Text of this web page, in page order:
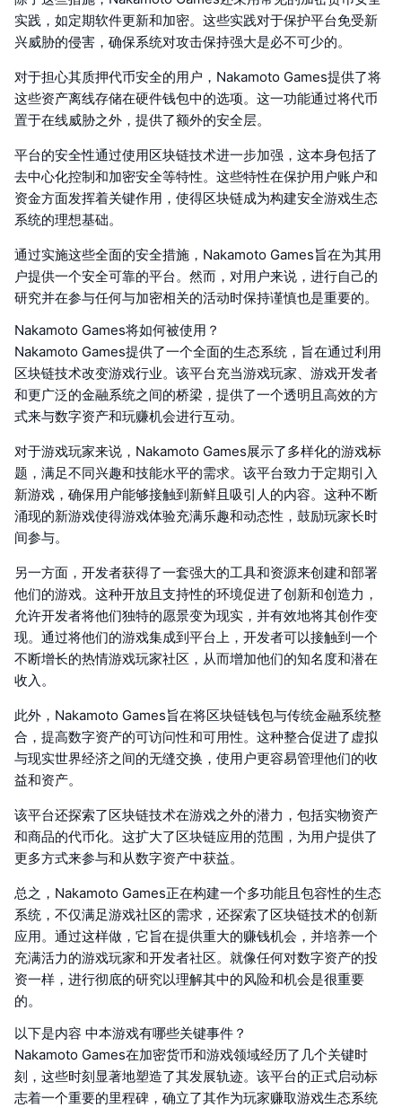
实践，如定期软件更新和加密。这些实践对于保护平台免受新
兴威胁的侵害，确保系统对攻击保持强大是必不可少的。
对于担心其质押代币安全的用户，Nakamoto Games提供了将
这些资产离线存储在硬件钱包中的选项。这一功能通过将代币
置于在线威胁之外，提供了额外的安全层。
平台的安全性通过使用区块链技术进一步加强，这本身包括了
去中心化控制和加密安全等特性。这些特性在保护用户账户和
资金方面发挥着关键作用，使得区块链成为构建安全游戏生态
系统的理想基础。
通过实施这些全面的安全措施，Nakamoto Games旨在为其用
户提供一个安全可靠的平台。然而，对用户来说，进行自己的
研究并在参与任何与加密相关的活动时保持谨慎也是重要的。
Nakamoto Games将如何被使用？
Nakamoto Games提供了一个全面的生态系统，旨在通过利用
区块链技术改变游戏行业。该平台充当游戏玩家、游戏开发者
和更广泛的金融系统之间的桥梁，提供了一个透明且高效的方
式来与数字资产和玩赚机会进行互动。
对于游戏玩家来说，Nakamoto Games展示了多样化的游戏标
题，满足不同兴趣和技能水平的需求。该平台致力于定期引入
新游戏，确保用户能够接触到新鲜且吸引人的内容。这种不断
涌现的新游戏使得游戏体验充满乐趣和动态性，鼓励玩家长时
间参与。
另一方面，开发者获得了一套强大的工具和资源来创建和部署
他们的游戏。这种开放且支持性的环境促进了创新和创造力，
允许开发者将他们独特的愿景变为现实，并有效地将其创作变
现。通过将他们的游戏集成到平台上，开发者可以接触到一个
不断增长的热情游戏玩家社区，从而增加他们的知名度和潜在
收入。
此外，Nakamoto Games旨在将区块链钱包与传统金融系统整
合，提高数字资产的可访问性和可用性。这种整合促进了虚拟
与现实世界经济之间的无缝交换，使用户更容易管理他们的收
益和资产。
该平台还探索了区块链技术在游戏之外的潜力，包括实物资产
和商品的代币化。这扩大了区块链应用的范围，为用户提供了
更多方式来参与和从数字资产中获益。
总之，Nakamoto Games正在构建一个多功能且包容性的生态
系统，不仅满足游戏社区的需求，还探索了区块链技术的创新
应用。通过这样做，它旨在提供重大的赚钱机会，并培养一个
充满活力的游戏玩家和开发者社区。就像任何对数字资产的投
资一样，进行彻底的研究以理解其中的风险和机会是很重要
的。
以下是内容 中本游戏有哪些关键事件？
Nakamoto Games在加密货币和游戏领域经历了几个关键时
刻，这些时刻显著地塑造了其发展轨迹。该平台的正式启动标
志着一个重要的里程碑，确立了其作为玩家赚取游戏生态系统